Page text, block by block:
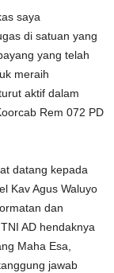
saya
di satuan yang
yang telah
meraih
aktif dalam
Rem 072 PD
datang kepada
Kav Agus Waluyo
dan
AD hendaknya
Maha Esa,
jawab